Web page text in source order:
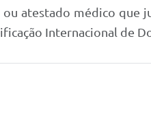
atestado médico que
Internacional de